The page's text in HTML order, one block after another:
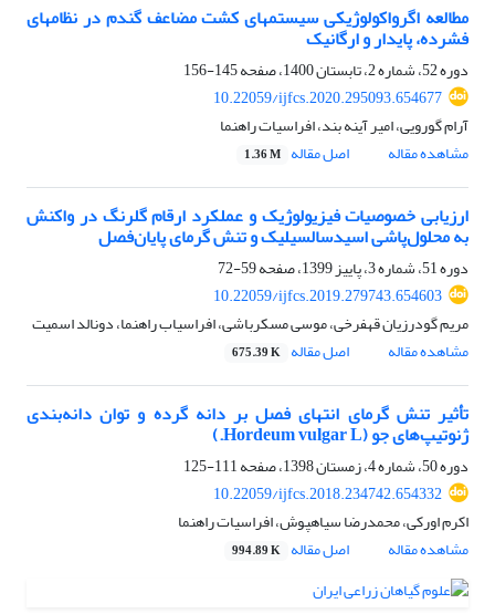
مطالعه اگرواکولوژیکی سیستم‏های کشت مضاعف گندم در نظام‏های
فشرده، پایدار و ارگانیک
دوره 52، شماره 2، تابستان 1400، صفحه
145-156
10.22059/ijfcs.2020.295093.654677
آرام گورویی، امیر آینه بند، افراسیات راهنما
مشاهده مقاله
اصل مقاله 1.36 M
ارزیابی خصوصیات فیزیولوژیک و عملکرد ارقام گلرنگ در واکنش
به محلول‌پاشی اسیدسالسیلیک و تنش گرمای پایان‌فصل
دوره 51، شماره 3، پاییز 1399، صفحه
59-72
10.22059/ijfcs.2019.279743.654603
مریم گودرزیان قهفرخی، موسی مسکرباشی، افراسیاب راهنما، دونالد اسمیت
مشاهده مقاله
اصل مقاله 675.39 K
تأثیر تنش گرمای انتهای فصل بر دانه گرده و توان دانه‌بندی
ژنوتیپ‌های جو (Hordeum vulgar L.)
دوره 50، شماره 4، زمستان 1398، صفحه
111-125
10.22059/ijfcs.2018.234742.654332
اکرم اورکی، محمدرضا سیاهپوش، افراسیات راهنما
مشاهده مقاله
اصل مقاله 994.89 K